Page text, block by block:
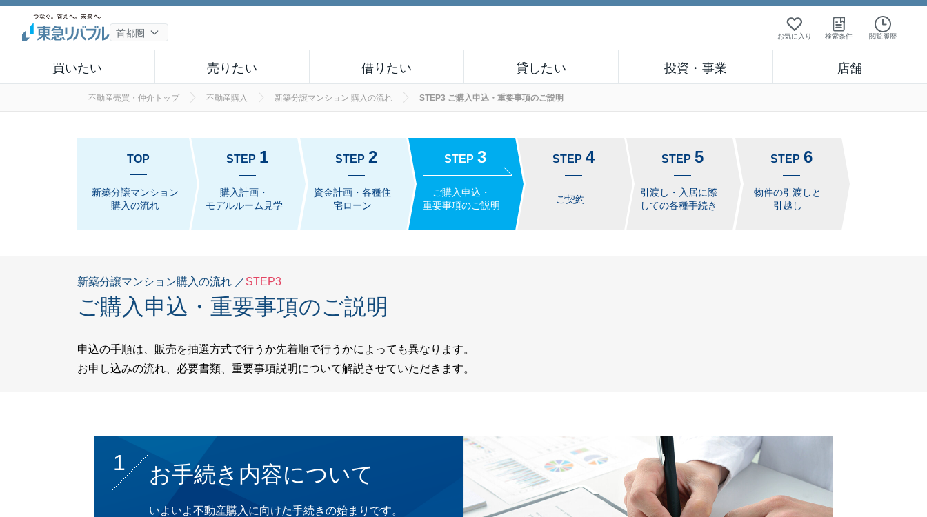
お気に入り 検索条件 閲覧履歴
買いたい 売りたい 借りたい 貸したい 投資・事業 店舗
不動産売買・仲介トップ 不動産購入 新築分譲マンション 購入の流れ STEP3 ご購入申込・重要事項のご説明
TOP
新築分譲マンション
購入の流れ
STEP 1
購入計画・
モデルルーム見学
STEP 2
資金計画・各種住
宅ローン
STEP 3
ご購入申込・
重要事項のご説明
STEP 4
ご契約
STEP 5
引渡し・入居に際
しての各種手続き
STEP 6
物件の引渡しと
引越し
新築分譲マンション購入の流れ ／STEP3
ご購入申込・ 重要事項のご説明
申込の手順は、販売を抽選方式で行うか先着順で行うかによっても異なります。
お申し込みの流れ、必要書類、重要事項説明について解説させていただきます。
1 お手続き内容について
いよいよ不動産購入に向けた手続きの始まりです。